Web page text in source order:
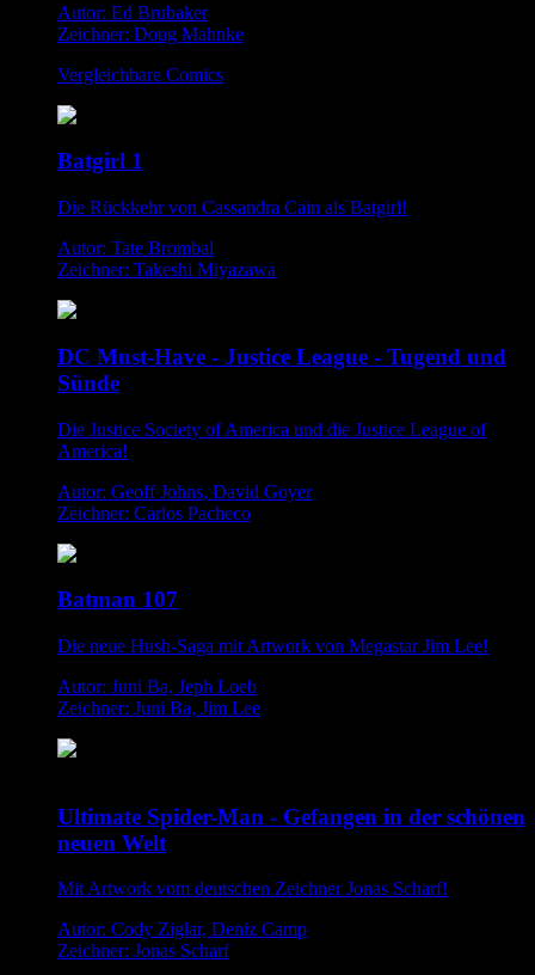
Autor: Ed Brubaker
Zeichner: Doug Mahnke
Vergleichbare Comics
Batgirl 1
Die Rückkehr von Cassandra Cain als Batgirl!
Autor: Tate Brombal
Zeichner: Takeshi Miyazawa
DC Must-Have - Justice League - Tugend und
Sünde
Die Justice Society of America und die Justice League of
America!
Autor: Geoff Johns, David Goyer
Zeichner: Carlos Pacheco
Batman 107
Die neue Hush-Saga mit Artwork von Megastar Jim Lee!
Autor: Juni Ba, Jeph Loeb
Zeichner: Juni Ba, Jim Lee
Ultimate Spider-Man - Gefangen in der schönen
neuen Welt
Mit Artwork vom deutschen Zeichner Jonas Scharf!
Autor: Cody Ziglar, Deniz Camp
Zeichner: Jonas Scharf